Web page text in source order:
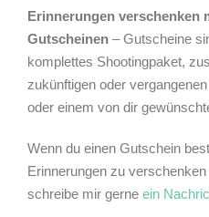
Erinnerungen verschenken
Gutscheinen – Gutscheine
komplettes Shootingpaket,
zukünftigen oder
oder einem von dir
Wenn du einen Gutschein
Erinnerungen zu
schreibe mir gerne ein